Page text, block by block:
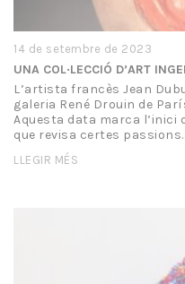
14 de setembre de 2023
UNA COL·LECCIÓ D’ART
L’artista francès Jean
galeria René Drouin de
Aquesta data marca l’inici
que revisa certes
LLEGIR MÉS